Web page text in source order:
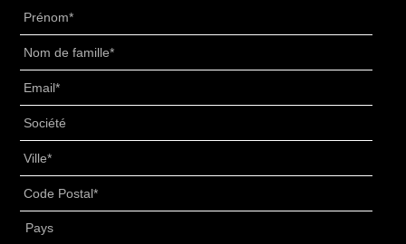
Prénom
Nom
de
famille
Email
Senza
Titolo
Ville
Code
Postal
*
Adresse